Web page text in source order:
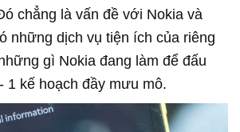
chẳng là vấn đề với Nokia và
những dịch vụ tiện ích của riêng
gì Nokia đang làm để đấu
1 kế hoạch đầy mưu mô.